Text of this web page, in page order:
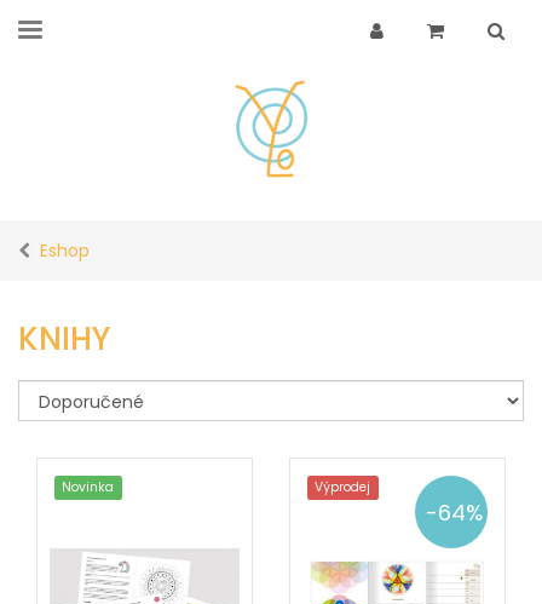
Eshop
KNIHY
Novinka
-64%
Výprodej